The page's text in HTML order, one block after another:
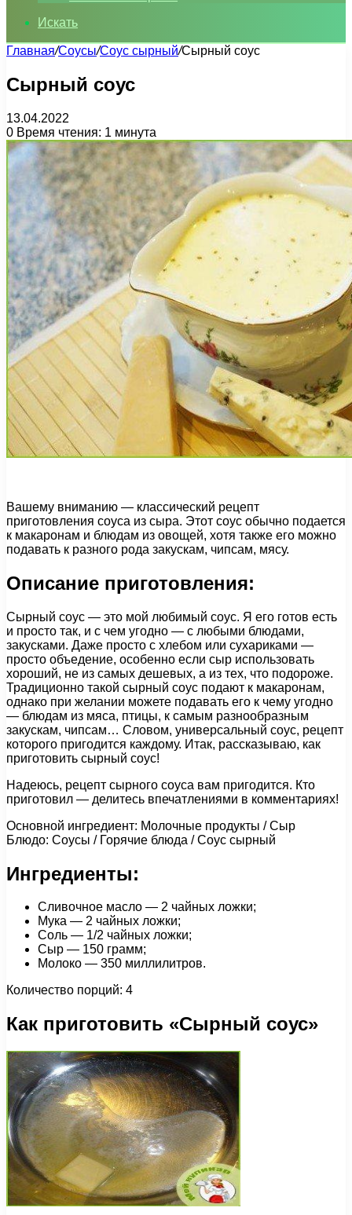
Искать
Главная/Соусы/Соус сырный/Сырный соус
Сырный соус
13.04.2022
0 Время чтения: 1 минута
Вашему вниманию — классический рецепт
приготовления соуса из сыра. Этот соус обычно подается
к макаронам и блюдам из овощей, хотя также его можно
подавать к разного рода закускам, чипсам, мясу.
Описание приготовления:
Сырный соус — это мой любимый соус. Я его готов есть
и просто так, и с чем угодно — с любыми блюдами,
закусками. Даже просто с хлебом или сухариками —
просто объедение, особенно если сыр использовать
хороший, не из самых дешевых, а из тех, что подороже.
Традиционно такой сырный соус подают к макаронам,
однако при желании можете подавать его к чему угодно
— блюдам из мяса, птицы, к самым разнообразным
закускам, чипсам… Словом, универсальный соус, рецепт
которого пригодится каждому. Итак, рассказываю, как
приготовить сырный соус!
Надеюсь, рецепт сырного соуса вам пригодится. Кто
приготовил — делитесь впечатлениями в комментариях!
Основной ингредиент: Молочные продукты / Сыр
Блюдо: Соусы / Горячие блюда / Соус сырный
Ингредиенты:
Сливочное масло — 2 чайных ложки;
Мука — 2 чайных ложки;
Соль — 1/2 чайных ложки;
Сыр — 150 грамм;
Молоко — 350 миллилитров.
Количество порций: 4
Как приготовить «Сырный соус»